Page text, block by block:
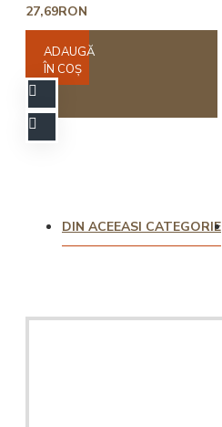
27,69RON
ADAUGĂ
ÎN COŞ
DIN ACEEASI CATEGORIE